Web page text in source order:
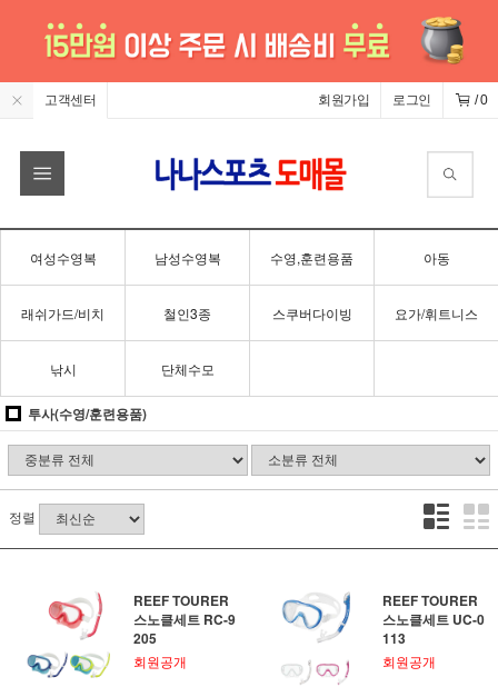
고객센터 /0
로그인
회원가입
여성수영복 남성수영복 수영,훈련용품 아동
래쉬가드/비치 철인3종 스쿠버다이빙 요가/휘트니스
낚시 단체수모
투사(수영/훈련용품)
정렬
REEF TOURER
스노클세트 RC-9
205
회원공개
REEF TOURER
스노클세트 UC-0
113
회원공개